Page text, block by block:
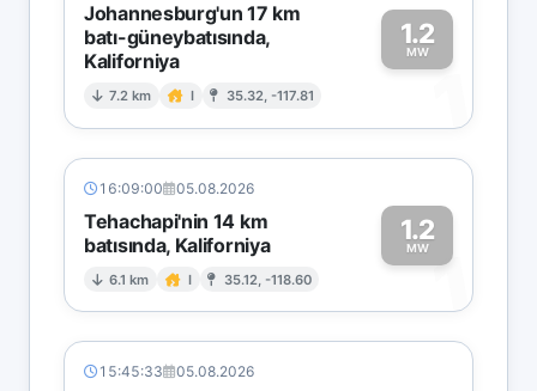
Johannesburg'un 17 km
batı-güneybatısında,
Kaliforniya
7.2 km I 35.32, -117.81
1.2
MW
1
16:09:00 05.08.2026
Tehachapi'nin 14 km
batısında, Kaliforniya
6.1 km I 35.12, -118.60
1.2
MW1
15:45:33 05.08.2026